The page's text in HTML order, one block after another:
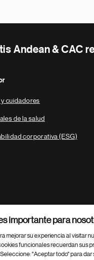
Andean & CAC
y cuidadores
de la salud
corporativa (ESG)
AG
importante para
mejorar su experiencia al visitar
funcionales recuerdan sus
"Aceptar todo" para